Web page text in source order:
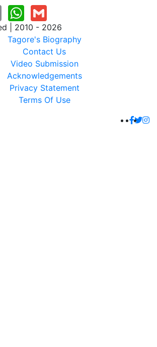
| 2010 - 2026
Tagore's Biography
Contact Us
Video Submission
Acknowledgements
Privacy Statement
Terms Of Use